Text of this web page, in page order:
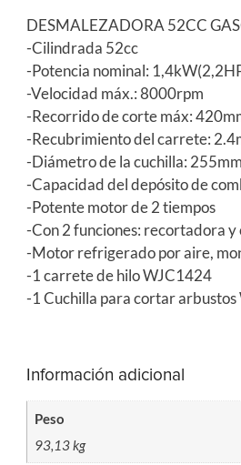
DESMALEZADORA 52CC
-Cilindrada 52cc
-Potencia nominal:
-Velocidad máx.: 8000rpm
-Recorrido de corte máx:
-Recubrimiento del carrete:
-Diámetro de la cuchilla:
-Capacidad del depósito de
-Potente motor de 2 tiempos
-Con 2 funciones: recortadora
-Motor refrigerado por aire,
-1 carrete de hilo WJC1424
-1 Cuchilla para cortar
Información adicional
Peso
93,13 kg